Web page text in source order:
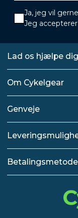
Ja, jeg vil
Jeg accepterer
Lad os hjælpe dig
Om Cykelgear
Genveje